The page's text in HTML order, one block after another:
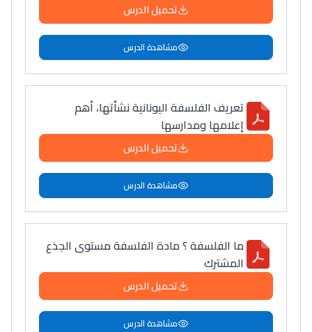
تحميل الدرس
مشاهدة الدرس
تعريف الفلسفة اليونانية نشأتها، أهم
إعلامها ومدارسها
تحميل الدرس
مشاهدة الدرس
ما الفلسفة ؟ مادة الفلسفة مستوى الجذع
المشترك
تحميل الدرس
مشاهدة الدرس